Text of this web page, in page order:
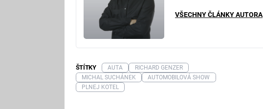
VŠECHNY ČLÁNKY AUTORA
ŠTÍTKY AUTA
RICHARD GENZER
MICHAL SUCHÁNEK
AUTOMOBILOVÁ SHOW
PLNEJ KOTEL